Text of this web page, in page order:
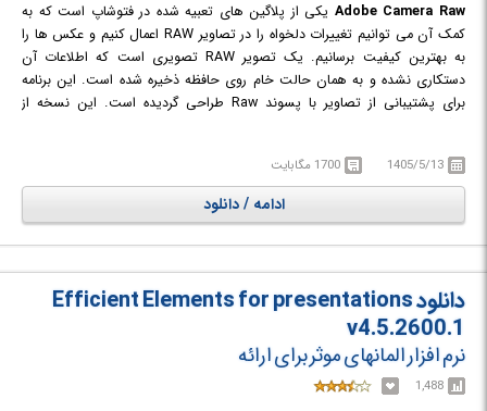
Adobe Camera Raw یکی از پلاگین های تعبیه شده در فتوشاپ است که به
كمک آن می‌ توانیم تغییرات دلخواه را در تصاویر RAW اعمال كنیم و عكس‌ ها را
به بهترین كیفیت برسانیم. یک تصویر RAW تصویری است كه اطلاعات آن
دستكاری نشده و به همان حالت خام روی حافظه ذخیره شده است. این برنامه
برای پشتیبانی از تصاویر با پسوند Raw طراحی گردیده است. این نسخه از
کنند تبدیل نمود. همچنین کاربران می توانند با استفاده از این برنامه افکت های
هنری را به فوتوگراف های خود اعمال کنند و آن ها را کات (Cut)، چرخاندن
(Rotate)، برش (Crop) و ویرایش کنند.
1405/5/13 1700 مگابایت
ادامه / دانلود
دانلود Efficient Elements for presentations
v4.5.2600.1
نرم افزار المان‎های موثر برای ارائه
1,488